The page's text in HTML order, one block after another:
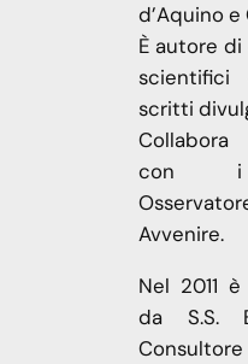
d’Aquino e
È autore
scientifici
scritti
con i
Avvenire.
Nel 2011
da S.S.